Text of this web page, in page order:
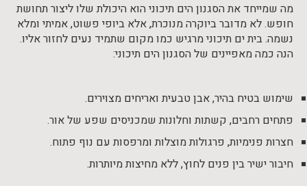
מה שמייחד את הסגנון הים תיכוני הוא היכולת שלו ליצור תחושת
חופש. לא מדובר ביוקרה מנוכרת, אלא ביופי פשוט, אמיתי ומלא
נשמה. בית ים תיכוני מרגיש כמו מקום שתמיד נעים לחזור אליו.
הנה כמה מאפיינים של הסגנון הים תיכוני:
שימוש בטיח בהיר, אבן טבעית ואריחים מצוירים.
פתחים רחבים, קשתות וחלונות שמכניסים שפע של אור.
חצרות פנימיות, פרגולות מוצלות ומרפסות עם נוף פתוח.
חיבור ישיר בין פנים לחוץ, ללא מחיצות מיותרות.